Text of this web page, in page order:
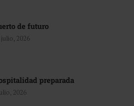
de futuro
julio, 2026
preparada
2026